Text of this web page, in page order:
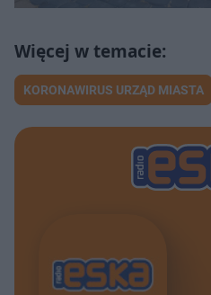
KORONAWIRUS URZĄD MIASTA